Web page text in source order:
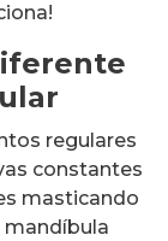
regulares
constantes
masticando
mandíbula